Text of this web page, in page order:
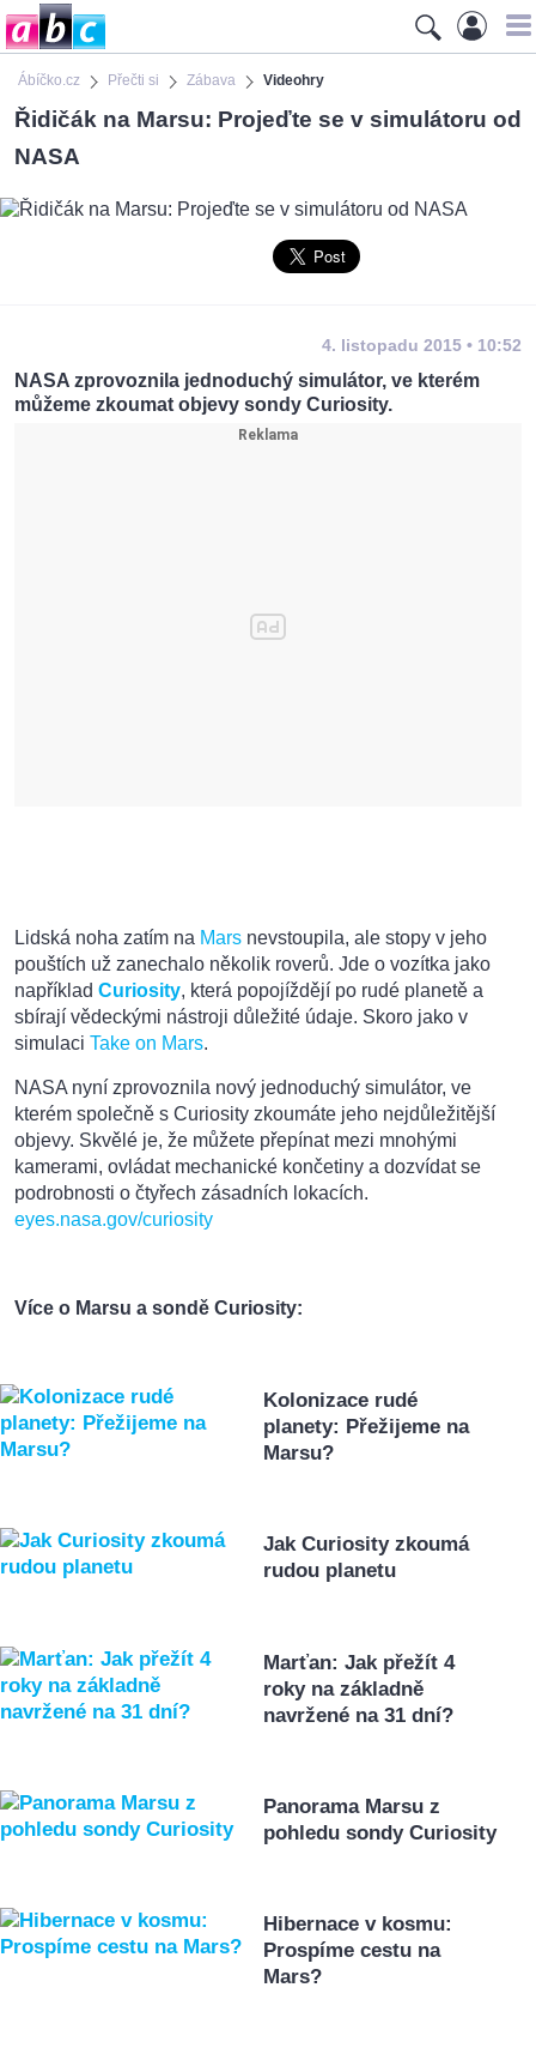
Ábíčko.cz Přečti si Zábava Videohry
Řidičák na Marsu: Projeďte se v simulátoru od
NASA
4. listopadu 2015 • 10:52
NASA zprovoznila jednoduchý simulátor, ve kterém
můžeme zkoumat objevy sondy Curiosity.
Lidská noha zatím na Mars nevstoupila, ale stopy v jeho
pouštích už zanechalo několik roverů. Jde o vozítka jako
například Curiosity, která popojíždějí po rudé planetě a
sbírají vědeckými nástroji důležité údaje. Skoro jako v
simulaci Take on Mars.
NASA nyní zprovoznila nový jednoduchý simulátor, ve
kterém společně s Curiosity zkoumáte jeho nejdůležitější
objevy. Skvělé je, že můžete přepínat mezi mnohými
kamerami, ovládat mechanické končetiny a dozvídat se
podrobnosti o čtyřech zásadních lokacích.
eyes.nasa.gov/curiosity
Více o Marsu a sondě Curiosity:
Kolonizace rudé
planety: Přežijeme na
Marsu?
Jak Curiosity zkoumá
rudou planetu
Marťan: Jak přežít 4
roky na základně
navržené na 31 dní?
Panorama Marsu z
pohledu sondy Curiosity
Hibernace v kosmu:
Prospíme cestu na
Mars?